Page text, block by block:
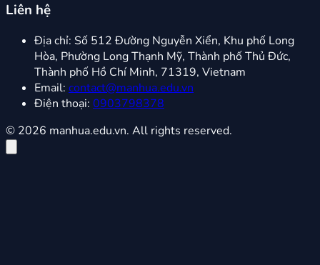
Liên hệ
Địa chỉ: Số 512 Đường Nguyễn Xiển, Khu phố Long
Hòa, Phường Long Thạnh Mỹ, Thành phố Thủ Đức,
Thành phố Hồ Chí Minh, 71319, Vietnam
Email: contact@manhua.edu.vn
Điện thoại: 0903798378
© 2026 manhua.edu.vn. All rights reserved.